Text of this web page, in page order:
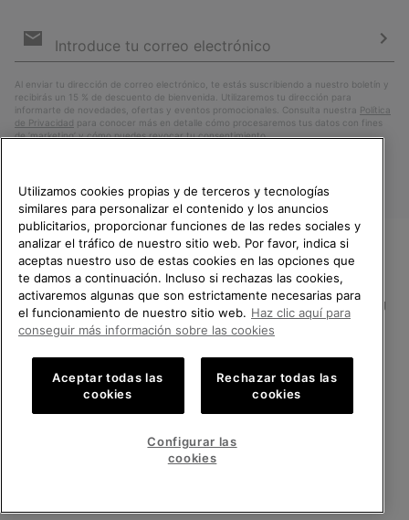
de
Al enviar tu dirección de correo electrónico, te estás suscribiendo a nuestro boletín y
recibirás un 15 % de descuento de bienvenida. Utilizaremos tu dirección para
informarte de novedades, ofertas y eventos promocionales. Consulta nuestra
Política
de Privacidad para conocer más en detalle cómo procesaremos tus datos con fines
de ’marketing’ y cómo puedes revocar tu consentimiento.
España
Política de Privacidad Condiciones De Uso Terminos de Venta
Cookies Impressum Public CBCR
Servicio al cliente: Lu. - Vi. de 9:00 a 13:00 y de 14:00 a 18:00
TE DAMOS LA BIENVENIDA A
SOREL.
POR FAVOR, SELECCIONA TU
PAÍS.
Compras en línea disponibles
United States
VER TODOS LOS PAÍSES
Utilizamos cookies propias y de terceros y tecnologías
similares para personalizar el contenido y los anuncios
publicitarios, proporcionar funciones de las redes sociales y
analizar el tráfico de nuestro sitio web. Por favor, indica si
aceptas nuestro uso de estas cookies en las opciones que
te damos a continuación. Incluso si rechazas las cookies,
activaremos algunas que son estrictamente necesarias para
el funcionamiento de nuestro sitio web. Haz clic aquí para
conseguir más información sobre las cookies
Aceptar todas las
cookies
Rechazar todas las
cookies
Configurar las
cookies